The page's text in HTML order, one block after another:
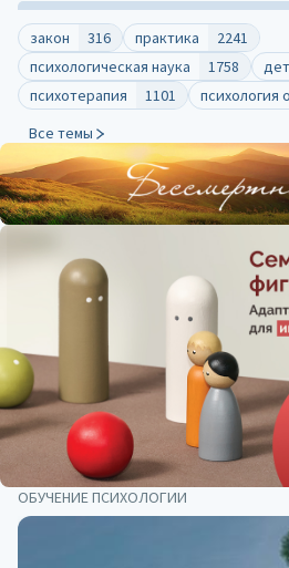
закон 316 практика
2241
психологическая наука
1758
психотерапия
1101 психология
Все темы
ОБУЧЕНИЕ ПСИХОЛОГИИ